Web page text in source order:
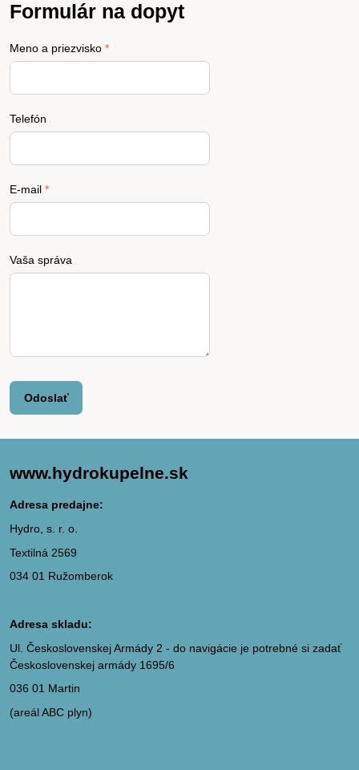
Formulár na dopyt
Meno a priezvisko *
Telefón
E-mail *
Vaša správa
Odoslať
www.hydrokupelne.sk
Adresa predajne:
Hydro, s. r. o.
Textilná 2569
034 01 Ružomberok
Adresa skladu:
Ul. Československej Armády 2 - do navigácie je potrebné si zadať
Československej armády 1695/6
036 01 Martin
(areál ABC plyn)